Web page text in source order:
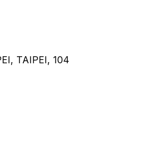
TAIPEI, 104